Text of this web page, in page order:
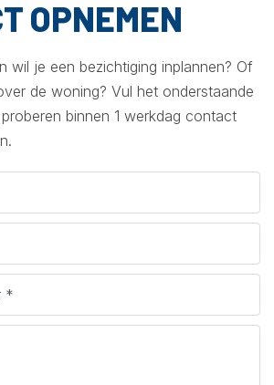
OPNEMEN
wil je een bezichtiging inplannen? Of
de woning? Vul het onderstaande
binnen 1 werkdag contact